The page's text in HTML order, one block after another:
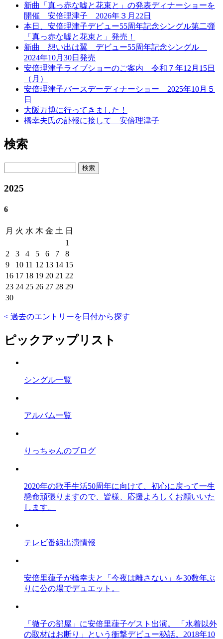
新曲「真っ赤な嘘と花束と」の発表ディナーショーを
開催 安倍理津子 2026年３月22日
本日、安倍理津子デビュー55周年記念シングル第二弾
「真っ赤な嘘と花束と」発売！
新曲 想い出は翼 デビュー55周年記念シングル
2024年10月30日発売
安倍理津子ライブショーのご案内 令和７年12月15日
（月）
安倍理津子バースデーディナーショー 2025年10月５
日
大阪万博に行ってきました！
橋幸夫氏の訃報に接して 安倍理津子
検索
検索
2025
6
月 火 水 木 金 土 日
1
2
3 4 5 6 7
8
9
10 11 12 13 14 15
16 17 18 19 20 21 22
23 24 25 26 27 28 29
30
< 過去のエントリーを日付から探す
ピックアップリスト
シングル一覧
アルバム一覧
りっちゃんのブログ
2020年の歌手生活50周年に向けて、初心に戻って一生
懸命頑張りますので、皆様、応援よろしくお願いいた
します。
テレビ番組出演情報
安倍里葎子が橋幸夫と「今夜は離さない」を30数年ぶ
りに公の場でデュエット。
「徹子の部屋」に安倍里葎子ゲスト出演。 「水着以外
の取材はお断り」という衝撃デビュー秘話。2018年10